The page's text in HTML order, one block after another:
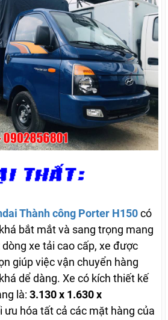
Thành công Porter H150có
bắt mắt và sang trọng mang
xe tải cao cấp, xe được
giúp việc vận chuyển hàng
dể dàng. Xe có kích thiết kế
là: 3.130 x 1.630 x
ưu hóa tất cả các mặt hàng của